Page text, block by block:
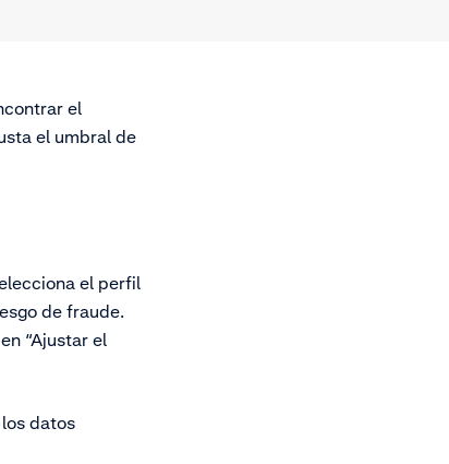
el
el umbral de
el perfil
de fraude.
“Ajustar el
datos